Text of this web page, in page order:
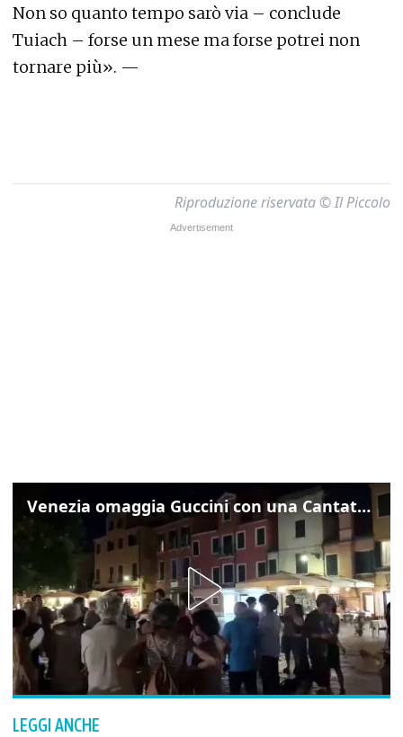
Non so quanto tempo sarò via – conclude
Tuiach – forse un mese ma forse potrei non
tornare più». —
Riproduzione riservata © Il Piccolo
Venezia omaggia Guccini con una Cantata Anarchica in campo Santa Margherita
LEGGI ANCHE